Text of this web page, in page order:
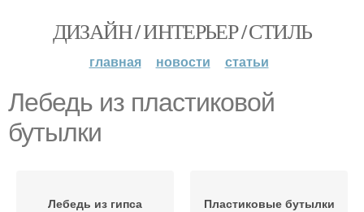
ДИЗАЙН / ИНТЕРЬЕР / СТИЛЬ
главная новости статьи
Лебедь из пластиковой
бутылки
Лебедь из гипса Пластиковые бутылки